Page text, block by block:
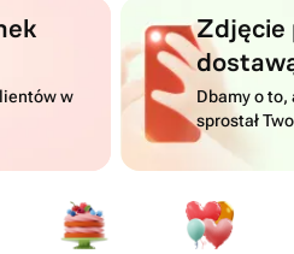
w
Dbamy o to,
sprostał